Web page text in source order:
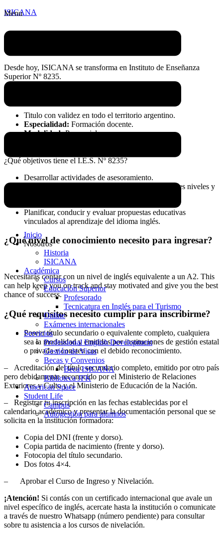
ISICANA
Menu
Inicio
Nosotros
Historia
ISICANA
Académica
Cursos
Educación Superior
Profesorado
Tecnicatura en Inglés para el Turismo
Online
Exámenes internacionales
Servicios
Professional English Development
Gestión de Visas
Becas y Convenios
Beca ISICANA
Biblioteca JFK
American Space
Student Life
Campus
Autogestión para alumnos
Nuevo Servicio a la Comunidad.
Desde hoy, ISICANA se transforma en Instituto de Enseñanza
Superior Nº 8235.
Titulo con validez en todo el territorio argentino.
Especialidad: Formación docente.
Modalidad:Presencial.
¿Qué objetivos tiene el I.E.S. Nº 8235?
Desarrollar actividades de asesoramiento.
Ejercer la enseñanza del idioma inglés en diferentes niveles y
Planificar, conducir y evaluar propuestas educativas
vinculados al aprendizaje del idioma inglés.
¿Qué nivel de conocimiento necesito para ingresar?
Necesitarás contar con un nivel de inglés equivalente a un A2. This
can help keep you on track and stay motivated and give you the best
chance of success.
¿Qué requisitos necesito cumplir para inscribirme?
Poseer título secundario o equivalente completo, cualquiera
sea la modalidad y emitidos por instituciones de gestión estatal
o privada y consten con el debido reconocimiento.
– Acreditación del título secundario completo, emitido por otro país
pero debidamente reconocido por el Ministerio de Relaciones
Exteriores y Culto y el Ministerio de Educación de la Nación.
– Registrar tu inscripción en las fechas establecidas por el
calendario académico y presentar la documentación personal que se
solicita en la institución formadora:
Copia del DNI (frente y dorso).
Copia partida de nacimiento (frente y dorso).
Fotocopia del título secundario.
Dos fotos 4×4.
– Aprobar el Curso de Ingreso y Nivelación.
¡Atención! Si contás con un certificado internacional que avale un
nivel específico de inglés, acercate hasta la institución o comunicate
a través de nuestro Whatsapp (número pendiente) para consultar
sobre tu asistencia a los cursos de nivelación.